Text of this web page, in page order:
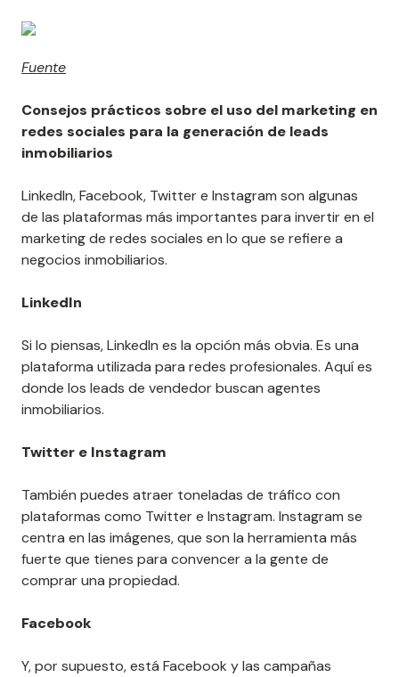
Fuente
Consejos prácticos sobre el uso del marketing en
redes sociales para la generación de leads
inmobiliarios
LinkedIn, Facebook, Twitter e Instagram son algunas
de las plataformas más importantes para invertir en el
marketing de redes sociales en lo que se refiere a
negocios inmobiliarios.
LinkedIn
Si lo piensas, LinkedIn es la opción más obvia. Es una
plataforma utilizada para redes profesionales. Aquí es
donde los leads de vendedor buscan agentes
inmobiliarios.
Twitter e Instagram
También puedes atraer toneladas de tráfico con
plataformas como Twitter e Instagram. Instagram se
centra en las imágenes, que son la herramienta más
fuerte que tienes para convencer a la gente de
comprar una propiedad.
Facebook
Y, por supuesto, está Facebook y las campañas